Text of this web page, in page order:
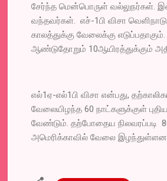
சேர்ந்த மென்பொருள் வல்லுநர்கள்.
வந்தவர்கள். எச்-1பி விசா
காலத்துக்கு வேலைக்கு
ஆண்டுதோறும் 10ஆயிரத்துக்கும்
எல்1ஏ-எல்1பி விசா என்பது,
வேலையிழந்த 60 நாட்களுக்குள்
வேண்டும். தற்போதைய நிலவரப்படி
அமெரிக்காவில் வேலை இழந்துள்ளனர்